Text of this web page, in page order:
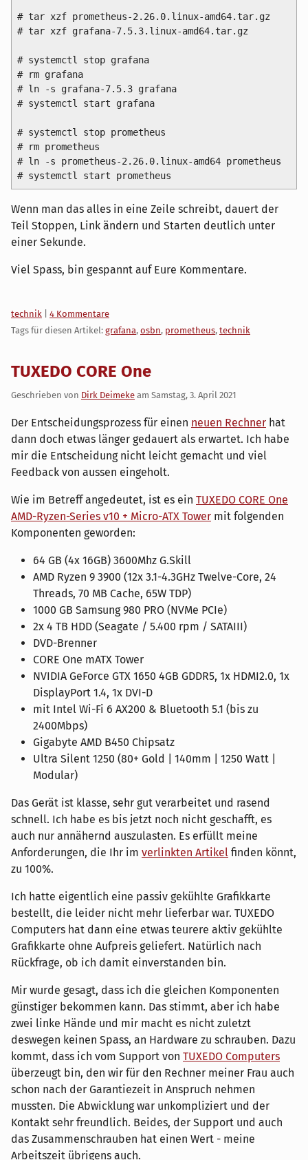
# tar xzf prometheus-2.26.0.linux-amd64.tar.gz
# tar xzf grafana-7.5.3.linux-amd64.tar.gz
# systemctl stop grafana
# rm grafana
# ln -s grafana-7.5.3 grafana
# systemctl start grafana
# systemctl stop prometheus
# rm prometheus
# ln -s prometheus-2.26.0.linux-amd64 prometheus
Wenn man das alles in eine Zeile schreibt, dauert der
Teil Stoppen, Link ändern und Starten deutlich unter
einer Sekunde.
Viel Spass, bin gespannt auf Eure Kommentare.
Kategorien:
technik
4 Kommentare
Tags für diesen Artikel: grafana, osbn, prometheus, technik
TUXEDO CORE One
Geschrieben von Dirk Deimeke am Samstag, 3. April 2021
Der Entscheidungsprozess für einen neuen Rechner hat
dann doch etwas länger gedauert als erwartet. Ich habe
mir die Entscheidung nicht leicht gemacht und viel
Feedback von aussen eingeholt.
Wie im Betreff angedeutet, ist es ein TUXEDO CORE One
AMD-Ryzen-Series v10 + Micro-ATX Tower mit folgenden
Komponenten geworden:
64 GB (4x 16GB) 3600Mhz G.Skill
AMD Ryzen 9 3900 (12x 3.1-4.3GHz Twelve-Core, 24
Threads, 70 MB Cache, 65W TDP)
1000 GB Samsung 980 PRO (NVMe PCIe)
2x 4 TB HDD (Seagate / 5.400 rpm / SATAIII)
DVD-Brenner
CORE One mATX Tower
NVIDIA GeForce GTX 1650 4GB GDDR5, 1x HDMI2.0, 1x
DisplayPort 1.4, 1x DVI-D
mit Intel Wi-Fi 6 AX200 & Bluetooth 5.1 (bis zu
2400Mbps)
Gigabyte AMD B450 Chipsatz
Ultra Silent 1250 (80+ Gold | 140mm | 1250 Watt |
Modular)
Das Gerät ist klasse, sehr gut verarbeitet und rasend
schnell. Ich habe es bis jetzt noch nicht geschafft, es
auch nur annähernd auszulasten. Es erfüllt meine
Anforderungen, die Ihr im verlinkten Artikel finden könnt,
zu 100%.
Ich hatte eigentlich eine passiv gekühlte Grafikkarte
bestellt, die leider nicht mehr lieferbar war. TUXEDO
Computers hat dann eine etwas teurere aktiv gekühlte
Grafikkarte ohne Aufpreis geliefert. Natürlich nach
Rückfrage, ob ich damit einverstanden bin.
Mir wurde gesagt, dass ich die gleichen Komponenten
günstiger bekommen kann. Das stimmt, aber ich habe
zwei linke Hände und mir macht es nicht zuletzt
deswegen keinen Spass, an Hardware zu schrauben. Dazu
kommt, dass ich vom Support von TUXEDO Computers
überzeugt bin, den wir für den Rechner meiner Frau auch
schon nach der Garantiezeit in Anspruch nehmen
mussten. Die Abwicklung war unkompliziert und der
Kontakt sehr freundlich. Beides, der Support und auch
das Zusammenschrauben hat einen Wert - meine
Arbeitszeit übrigens auch.